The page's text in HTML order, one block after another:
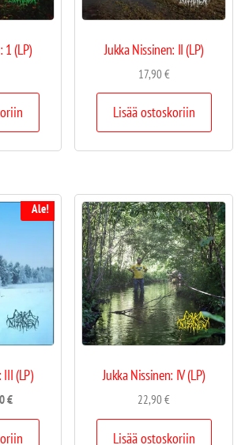
1 (LP) Jukka Nissinen: II (LP)
17,90€
Lisää ostoskoriin
Ale!
(LP)
€
Jukka Nissinen: IV (LP)
22,90€
Lisää ostoskoriin